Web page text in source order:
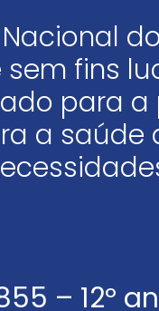
fins
para
a saúde
– 12º